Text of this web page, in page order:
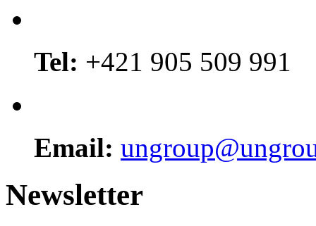
Tel: +421 905 509 991
Email:
Newsletter